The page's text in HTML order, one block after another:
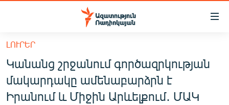
Մատչելիության
հիմնական
բովանդակությանը
Անցնել
հիմնական
մենյուին
ՀԱՅԱՍՏԱՆ
ՔԱՂԱՔԱԿԱՆ
ԼՈՒՐԵՐ
Կանանց շրջանում գործազրկության
մակարդակը ամենաբարձրն է
Իրանում և Միջին Արևելքում․ ՄԱԿ